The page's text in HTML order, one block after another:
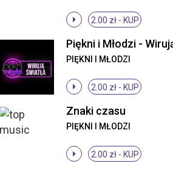
2.00 zł - KUP
PIĘKNI I MŁODZI
2.00 zł - KUP
Znaki czasu
PIĘKNI I MŁODZI
2.00 zł - KUP